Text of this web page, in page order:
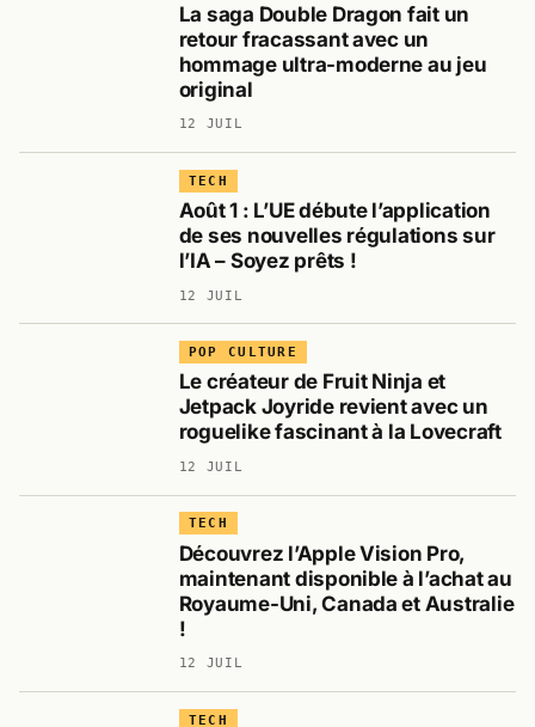
La saga Double Dragon fait un
retour fracassant avec un
hommage ultra-moderne au jeu
original
12 JUIL
TECH
Août 1 : L’UE débute l’application
de ses nouvelles régulations sur
l’IA – Soyez prêts !
12 JUIL
POP CULTURE
Le créateur de Fruit Ninja et
Jetpack Joyride revient avec un
roguelike fascinant à la Lovecraft
12 JUIL
TECH
Découvrez l’Apple Vision Pro,
maintenant disponible à l’achat au
Royaume-Uni, Canada et Australie
!
12 JUIL
TECH